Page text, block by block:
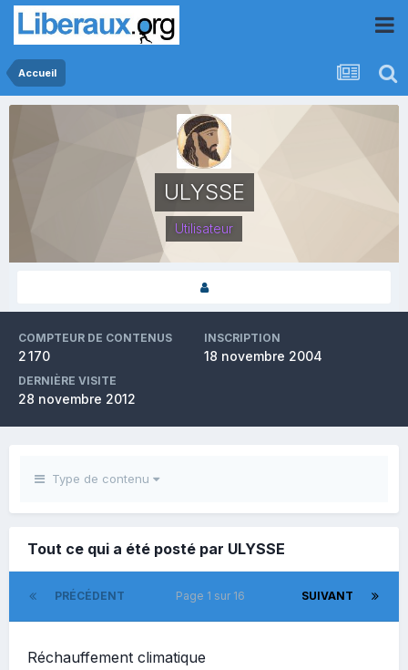
Accueil
ULYSSE
Utilisateur
COMPTEUR DE CONTENUS
2 170
INSCRIPTION
18 novembre 2004
DERNIÈRE VISITE
28 novembre 2012
Type de contenu
Tout ce qui a été posté par ULYSSE
PRÉCÉDENT SUIVANT
Page 1 sur 16
Réchauffement climatique